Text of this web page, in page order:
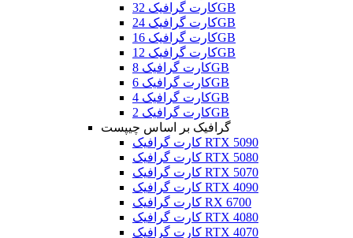
کارت گرافیک 32GB
کارت گرافیک 24GB
کارت گرافیک 16GB
کارت گرافیک 12GB
کارت گرافیک 8GB
کارت گرافیک 6GB
کارت گرافیک 4GB
کارت گرافیک 2GB
گرافیک بر اساس چیپست
کارت گرافیک RTX 5090
کارت گرافیک RTX 5080
کارت گرافیک RTX 5070
کارت گرافیک RTX 4090
کارت گرافیک RX 6700
کارت گرافیک RTX 4080
کارت گرافیک RTX 4070